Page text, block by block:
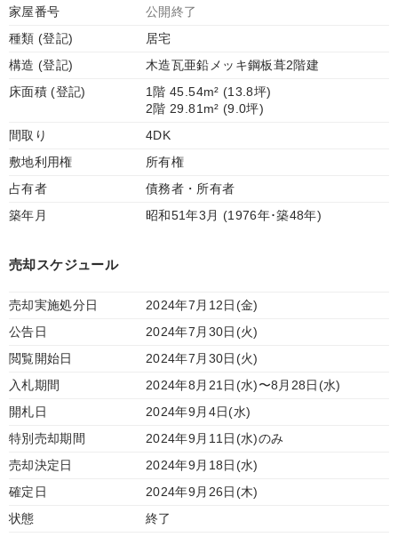
家屋番号
公開終了
種類 (登記)
居宅
構造 (登記)
木造瓦亜鉛メッキ鋼板葺2階建
床面積 (登記)
1階 45.54m² (13.8坪)
2階 29.81m² (9.0坪)
間取り
4DK
敷地利用権
所有権
占有者
債務者・所有者
築年月
昭和51年3月 (1976年･築48年)
売却スケジュール
売却実施処分日
2024年7月12日(金)
公告日
2024年7月30日(火)
閲覧開始日
2024年7月30日(火)
入札期間
2024年8月21日(水)〜8月28日(水)
開札日
2024年9月4日(水)
特別売却期間
2024年9月11日(水)のみ
売却決定日
2024年9月18日(水)
確定日
2024年9月26日(木)
状態
終了